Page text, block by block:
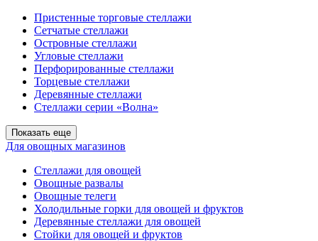
Пристенные торговые стеллажи
Сетчатые стеллажи
Островные стеллажи
Угловые стеллажи
Перфорированные стеллажи
Торцевые стеллажи
Деревянные стеллажи
Стеллажи серии «Волна»
Показать еще
Для овощных магазинов
Стеллажи для овощей
Овощные развалы
Овощные телеги
Холодильные горки для овощей и фруктов
Деревянные стеллажи для овощей
Стойки для овощей и фруктов